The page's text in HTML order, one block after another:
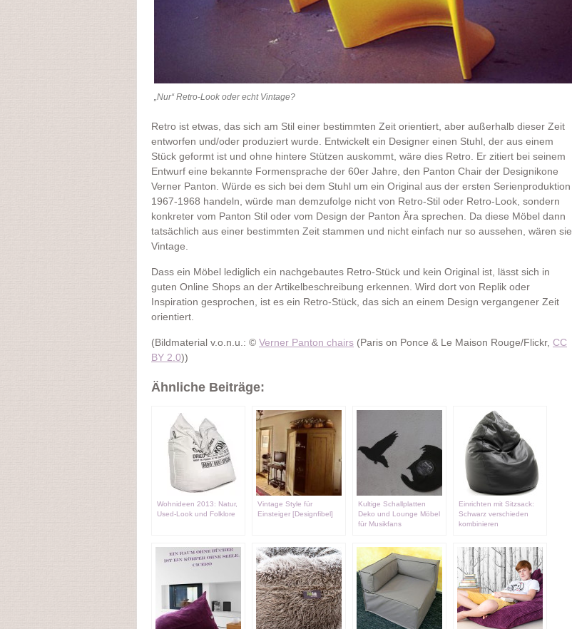
„Nur“ Retro-Look oder echt Vintage?
Retro ist etwas, das sich am Stil einer bestimmten Zeit orientiert, aber außerhalb dieser Zeit
entworfen und/oder produziert wurde. Entwickelt ein Designer einen Stuhl, der aus einem
Stück geformt ist und ohne hintere Stützen auskommt, wäre dies Retro. Er zitiert bei seinem
Entwurf eine bekannte Formensprache der 60er Jahre, den Panton Chair der Designikone
Verner Panton. Würde es sich bei dem Stuhl um ein Original aus der ersten Serienproduktion
1967-1968 handeln, würde man demzufolge nicht von Retro-Stil oder Retro-Look, sondern
konkreter vom Panton Stil oder vom Design der Panton Ära sprechen. Da diese Möbel dann
tatsächlich aus einer bestimmten Zeit stammen und nicht einfach nur so aussehen, wären sie
Vintage.
Dass ein Möbel lediglich ein nachgebautes Retro-Stück und kein Original ist, lässt sich in
guten Online Shops an der Artikelbeschreibung erkennen. Wird dort von Replik oder
Inspiration gesprochen, ist es ein Retro-Stück, das sich an einem Design vergangener Zeit
orientiert.
(Bildmaterial v.o.n.u.: © Verner Panton chairs (Paris on Ponce & Le Maison Rouge/Flickr, CC
BY 2.0))
Ähnliche Beiträge:
Wohnideen 2013: Natur,
Used-Look und Folklore
Vintage Style für
Einsteiger [Designfibel]
Kultige Schallplatten
Deko und Lounge Möbel
für Musikfans
Einrichten mit Sitzsack:
Schwarz verschieden
kombinieren